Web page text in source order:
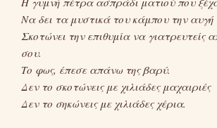
Να δει τα μυστικά του κάμπου την αυγή
Σκοτώνει την επιθυμία να γιατρευτείς
σου.
Το φως, έπεσε απάνω της βαρύ.
Δεν το σκοτώνεις με χιλιάδες μαχαιριές
Δεν το σηκώνεις με χιλιάδες χέρια.